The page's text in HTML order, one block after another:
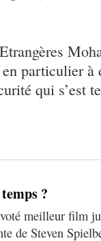
particulier à
qui s’est
?
meilleur film
de Steven